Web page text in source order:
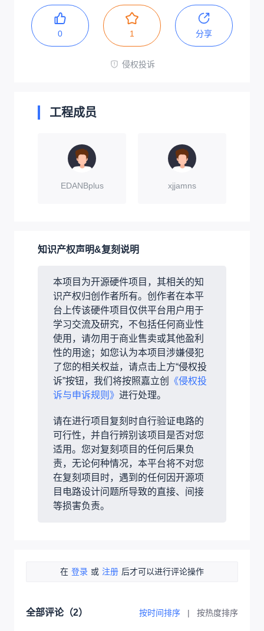
0 1 分享
侵权投诉
工程成员
EDANBplus xjjamns
知识产权声明&复刻说明
本项目为开源硬件项目，其相关的知
识产权归创作者所有。创作者在本平
台上传该硬件项目仅供平台用户用于
学习交流及研究，不包括任何商业性
使用，请勿用于商业售卖或其他盈利
性的用途；如您认为本项目涉嫌侵犯
了您的相关权益，请点击上方“侵权投
诉”按钮，我们将按照嘉立创
《侵权投
诉与申诉规则》 进行处理。
请在进行项目复刻时自行验证电路的
可行性，并自行辨别该项目是否对您
适用。您对复刻项目的任何后果负
责，无论何种情况，本平台将不对您
在复刻项目时，遇到的任何因开源项
目电路设计问题所导致的直接、间接
等损害负责。
在 登录 或 注册 后才可以进行评论操作
全部评论（2） 按时间排序 | 按热度排序